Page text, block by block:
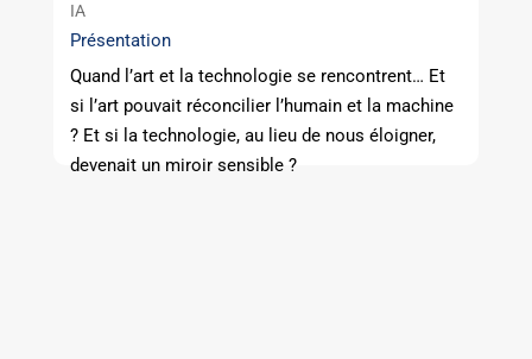
IA
Présentation
Quand l’art et la technologie se rencontrent… Et
si l’art pouvait réconcilier l’humain et la machine
? Et si la technologie, au lieu de nous éloigner,
devenait un miroir sensible ?